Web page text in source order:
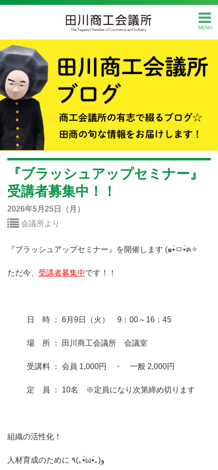
MENU
『ブラッシュアップセミナー』
受講者募集中！！
2026年5月25日（月）
会議所より
『ブラッシュアップセミナー』を開催します (๑•̀ㅁ•́ฅ✧
ただ今、 受講者募集中です！！
日 時 ： 6月9日（火） 9：00～16：45
場 所 ： 田川商工会議所 会議室
受講料 ： 会員 1,000円 ・ 一般 2,000円
定 員 ： 10名 ※定員になり次第締め切ります
組織の活性化！
人材育成のために ٩(｡•̀ω•́｡)و